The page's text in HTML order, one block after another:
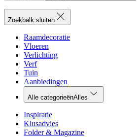
Zoekbalk sluiten
Raamdecoratie
Vloeren
Verlichting
Verf
Tuin
Aanbiedingen
Alle categorieënAlles
Inspiratie
Klusadvies
Folder & Magazine